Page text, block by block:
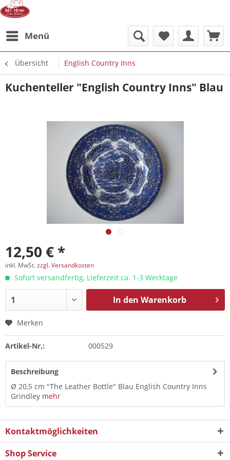
Menü
Übersicht English Country Inns
Kuchenteller "English Country Inns" Blau
12,50 € *
inkl. MwSt.zzgl. Versandkosten
Sofort versandfertig, Lieferzeit ca. 1-3 Werktage
In den Warenkorb
Merken
Artikel-Nr.: 000529
Beschreibung
Ø 20,5 cm "The Leather Bottle" Blau English Country Inns
Grindley mehr
Kontaktmöglichkeiten
Shop Service